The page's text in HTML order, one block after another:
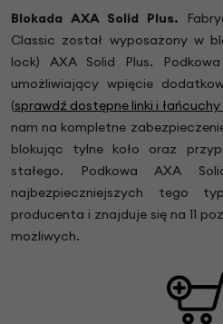
Blokada AXA Solid Plus.
Classic został wyposażony w
lock) AXA Solid Plus.
umożliwiający wpięcie
(sprawdź dostępne linki i łańcuchy
nam na kompletne
blokując tylne koło oraz
stałego. Podkowa AXA
najbezpieczniejszych tego
producenta i znajduje się na 11
możliwych.